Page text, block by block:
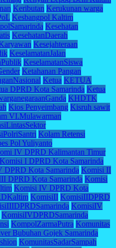
Keributan Kerukunan warga
Kesbangpol Kaltim
Kesehatan
KesehatanDaerah
Kesejahteraan
KeselamatanJalan
KeselamatanSiswa
Ketahanan Pangan
Ketua KETUA
DPRD Kota Samarinda Ketua
KHDTK
Kios Penyeimbang Kisruh sawit
VI.Mulawarman
Kolam Retensi
Pol Yuliyanto
IV DPRD Kalimantan Timur
Komisi I DPRD Kota Samarinda
DPRD Kota Samarinda Komisi II
DPRD Kota Samarinda Komisi
Komisi IV DPRD Kota
KomisiII KomisiIIDPRD
KomisiIV
KomisiIVDPRDSamarinda
KompolZarmaPutra Komunitas
Bubuhan Gojek Samarinda
KomunitasSadarSampah